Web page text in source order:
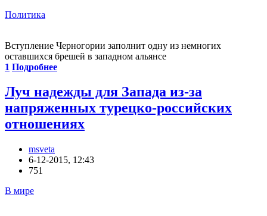
Политика
Вступление Черногории заполнит одну из немногих
оставшихся брешей в западном альянсе
1 Подробнее
Луч надежды для Запада из-за
напряженных турецко-российских
отношениях
msveta
6-12-2015, 12:43
751
В мире